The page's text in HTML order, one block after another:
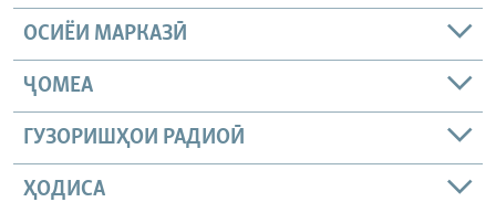
ОСИЁИ МАРКАЗӢ
ҶОМEА
ГУЗОРИШҲОИ РАДИОӢ
ҲОДИСА